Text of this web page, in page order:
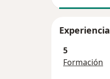
Experiencia
5
Formación